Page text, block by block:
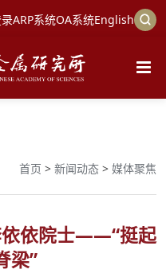
ARP系统OA系统English
首页 > 新闻动态 > 媒体聚焦
依依院士——“挺起
梁”